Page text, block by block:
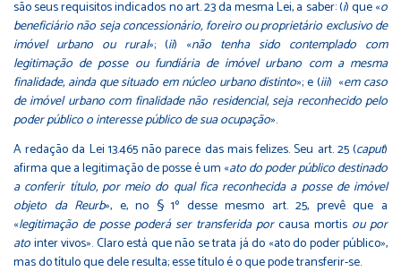
são seus requisitos indicados no art. 23 da mesma Lei, a saber: (i) que «o
beneficiário não seja concessionário, foreiro ou proprietário exclusivo de
imóvel urbano ou rural»; (ii) «não tenha sido contemplado com
legitimação de posse ou fundiária de imóvel urbano com a mesma
finalidade, ainda que situado em núcleo urbano distinto»; e (iii) «em caso
de imóvel urbano com finalidade não residencial, seja reconhecido pelo
poder público o interesse público de sua ocupação».
A redação da Lei 13.465 não parece das mais felizes. Seu art. 25 (caput)
afirma que a legitimação de posse é um «ato do poder público destinado
a conferir título, por meio do qual fica reconhecida a posse de imóvel
objeto da Reurb», e, no § 1º desse mesmo art. 25, prevê que a
«legitimação de posse poderá ser transferida porcausa mortis ou por
atointer vivos». Claro está que não se trata já do «ato do poder público»,
mas do título que dele resulta; esse título é o que pode transferir-se.